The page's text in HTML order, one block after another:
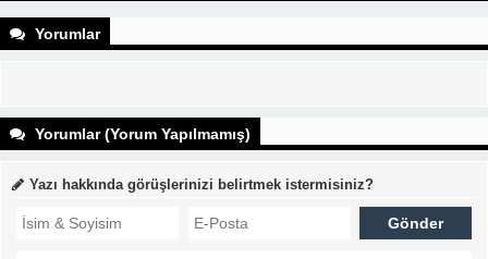
Yorumlar
Yorumlar (Yorum Yapılmamış)
Yazı hakkında görüşlerinizi belirtmek istermisiniz?